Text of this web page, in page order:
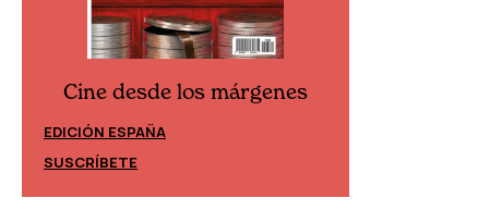
Cine desde los márgenes
EDICIÓN ESPAÑA
SUSCRÍBETE